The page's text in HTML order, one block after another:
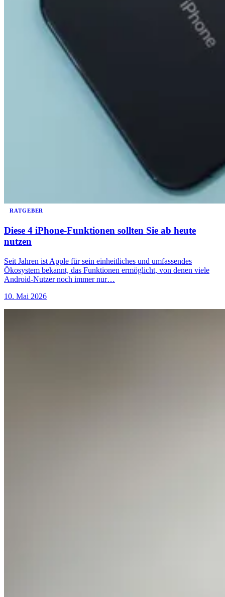
RATGEBER
Diese 4 iPhone-Funktionen sollten Sie ab heute
nutzen
Seit Jahren ist Apple für sein einheitliches und umfassendes
Ökosystem bekannt, das Funktionen ermöglicht, von denen viele
Android-Nutzer noch immer nur…
10. Mai 2026